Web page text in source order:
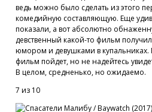
ведь можно было сделать из этого
комедийную составляющую. Еще
показали, а вот абсолютно
девственный какой-то фильм
юмором и девушками в купальниках.
фильм пойдет, но не надейтесь
В целом, средненько, но ожидаемо.
7 из 10